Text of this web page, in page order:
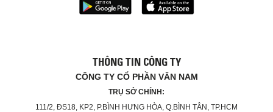
THÔNG TIN CÔNG TY
CÔNG TY CỔ PHẦN VÂN NAM
TRỤ SỞ CHÍNH:
111/2, ĐS18, KP2, P.BÌNH HƯNG HÒA, Q.BÌNH TÂN, TP.HCM